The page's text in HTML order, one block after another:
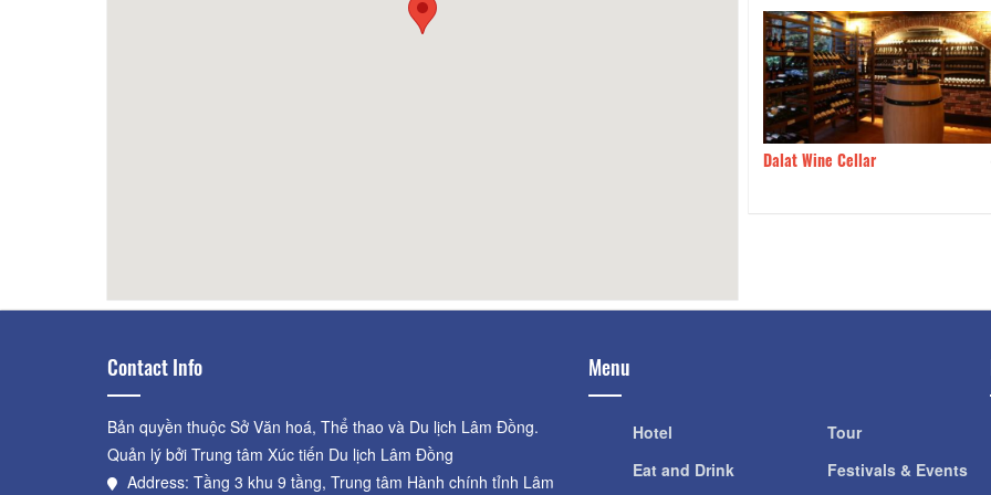
20 Forest BBQ and More
Contact Info
Bản quyền thuộc Sở Văn hoá, Thể thao và Du lịch Lâm Đồng.
Quản lý bởi Trung tâm Xúc tiến Du lịch Lâm Đồng
Address: Tầng 3 khu 9 tầng, Trung tâm Hành chính tỉnh Lâm
Menu
Hotel
Eat and Drink
Tour
Festivals & Events